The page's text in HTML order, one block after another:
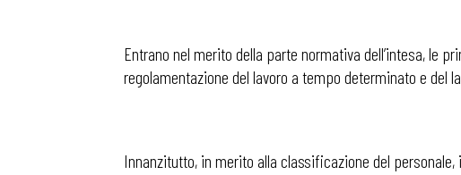
Eventi
Entrano nel merito della parte normativa dell’intesa, le
regolamentazione del lavoro a tempo determinato e del
Innanzitutto, in merito alla classificazione del